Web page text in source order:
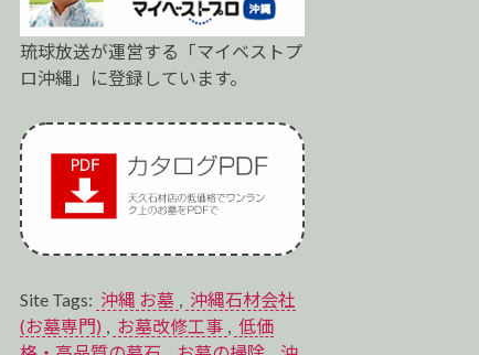
琉球放送が運営する「マイベストプ
ロ沖縄」に登録しています。
Site Tags: 沖縄 お墓 , 沖縄石材会社
(お墓専門) , お墓改修工事 , 低価